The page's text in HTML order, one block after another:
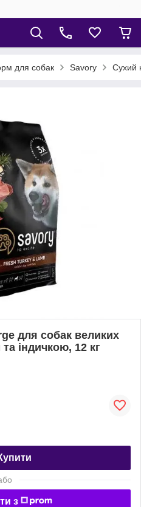
для собак Savory Сухий
для собак великих
індичкою, 12 кг
з